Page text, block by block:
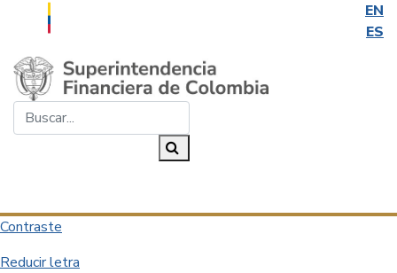
EN
ES
Saltar al contenido principal
Contraste
Reducir letra